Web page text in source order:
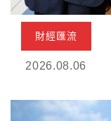
財經匯流
2026.08.06